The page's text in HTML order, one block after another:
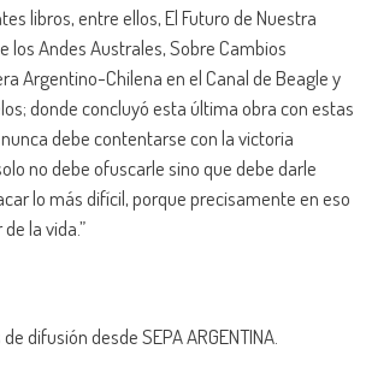
libros, entre ellos, El Futuro de Nuestra
los Andes Australes, Sobre Cambios
Argentino-Chilena en el Canal de Beagle y
donde concluyó esta última obra con estas
debe contentarse con la victoria
no debe ofuscarle sino que debe darle
lo más difícil, porque precisamente en eso
la vida.”
difusión desde SEPA ARGENTINA.